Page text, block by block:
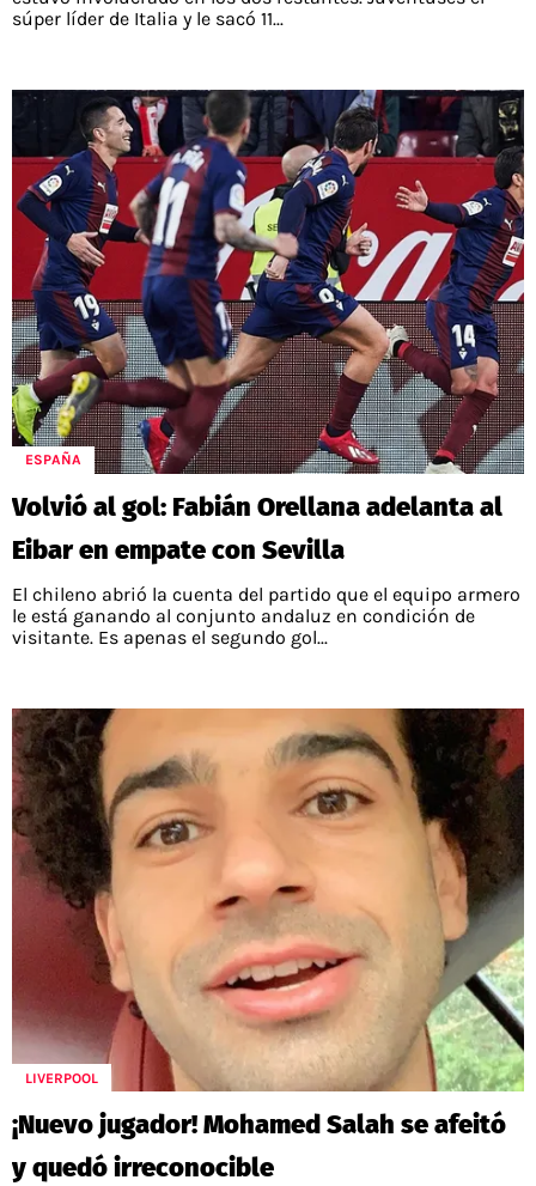
súper líder de Italia y le sacó 11...
ESPAÑA
Volvió al gol: Fabián Orellana adelanta al
Eibar en empate con Sevilla
El chileno abrió la cuenta del partido que el equipo armero
le está ganando al conjunto andaluz en condición de
visitante. Es apenas el segundo gol...
LIVERPOOL
¡Nuevo jugador! Mohamed Salah se afeitó
y quedó irreconocible